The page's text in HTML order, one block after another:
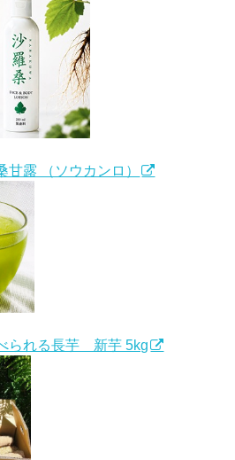
露 （ソウカンロ）
られる長芋 新芋 5kg